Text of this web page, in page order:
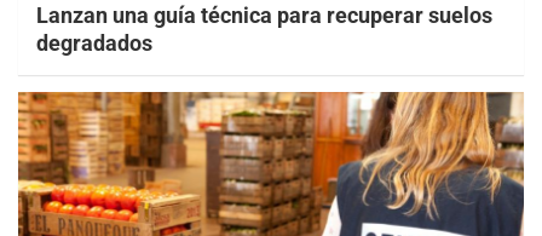
Lanzan una guía técnica para recuperar suelos
degradados